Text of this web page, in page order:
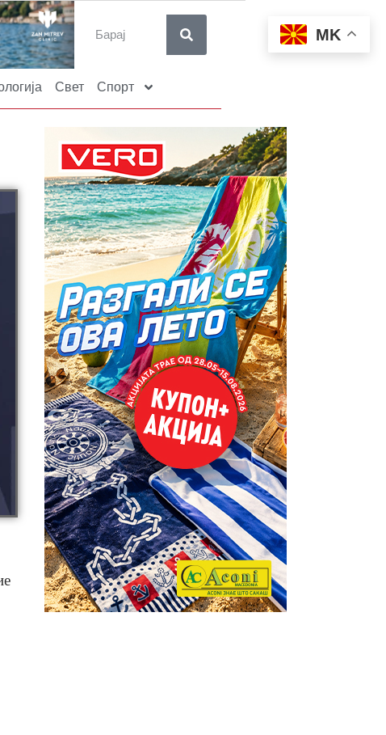
Свет Спорт
MK